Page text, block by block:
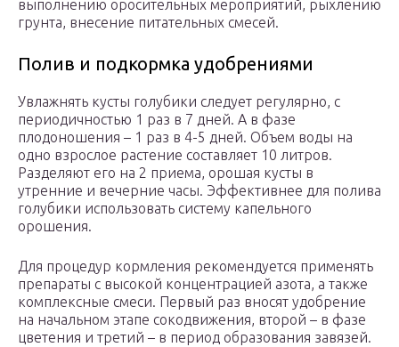
выполнению оросительных мероприятий, рыхлению
грунта, внесение питательных смесей.
Полив и подкормка удобрениями
Увлажнять кусты голубики следует регулярно, с
периодичностью 1 раз в 7 дней. А в фазе
плодоношения – 1 раз в 4-5 дней. Объем воды на
одно взрослое растение составляет 10 литров.
Разделяют его на 2 приема, орошая кусты в
утренние и вечерние часы. Эффективнее для полива
голубики использовать систему капельного
орошения.
Для процедур кормления рекомендуется применять
препараты с высокой концентрацией азота, а также
комплексные смеси. Первый раз вносят удобрение
на начальном этапе сокодвижения, второй – в фазе
цветения и третий – в период образования завязей.